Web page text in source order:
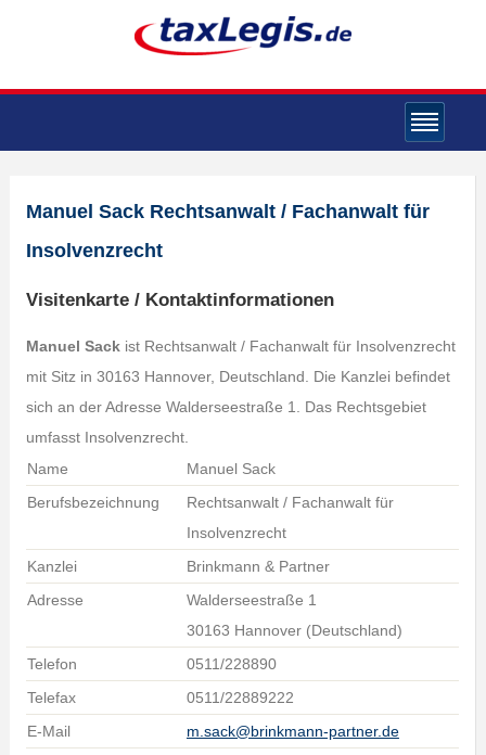
Manuel Sack Rechtsanwalt / Fachanwalt für
Insolvenzrecht
Visitenkarte / Kontaktinformationen
Manuel Sackist Rechtsanwalt / Fachanwalt für Insolvenzrecht
mit Sitz in 30163 Hannover, Deutschland. Die Kanzlei befindet
sich an der Adresse Walderseestraße 1. Das Rechtsgebiet
umfasst Insolvenzrecht.
Name
Manuel Sack
Berufsbezeichnung
Rechtsanwalt / Fachanwalt für
Insolvenzrecht
Kanzlei
Brinkmann & Partner
Adresse
Walderseestraße 1
30163 Hannover (Deutschland)
Telefon
0511/228890
Telefax
0511/22889222
E-Mail
m.sack@brinkmann-partner.de